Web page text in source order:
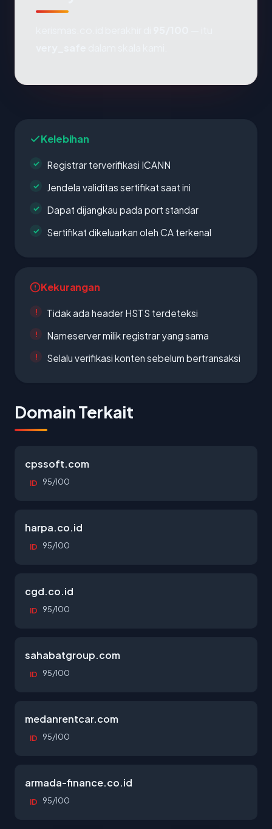
Kelebihan
Registrar terverifikasi ICANN
Jendela validitas sertifikat saat ini
Dapat dijangkau pada port standar
Sertifikat dikeluarkan oleh CA terkenal
Kekurangan
Tidak ada header HSTS terdeteksi
Nameserver milik registrar yang sama
Selalu verifikasi konten sebelum bertransaksi
Domain Terkait
cpssoft.com
ID 95/100
harpa.co.id
ID 95/100
cgd.co.id
ID 95/100
sahabatgroup.com
ID 95/100
medanrentcar.com
ID 95/100
armada-finance.co.id
ID 95/100